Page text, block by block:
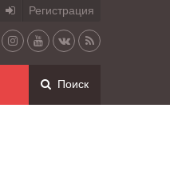
Регистрация
Поиск